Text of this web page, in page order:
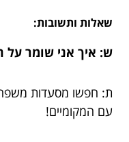
שאלות ותשובות:
ש: איך אני שומר על
ת: חפשו מסעדות
עם המקומיים!